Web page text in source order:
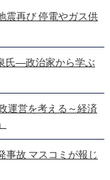
震再び 停電やガス供
氏―政治家から学ぶ
運営を考える～経済
事故 マスコミが報じ